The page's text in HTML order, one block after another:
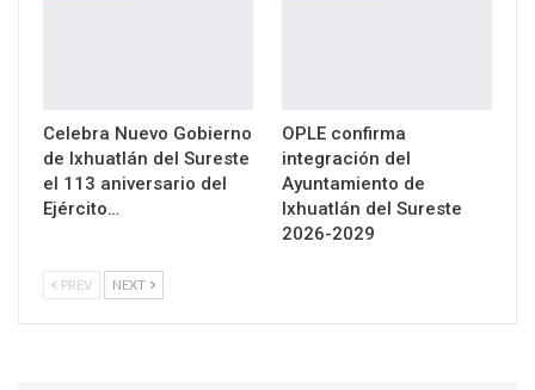
Celebra Nuevo Gobierno
de Ixhuatlán del Sureste
el 113 aniversario del
Ejército…
OPLE confirma
integración del
Ayuntamiento de
Ixhuatlán del Sureste
2026-2029
PREV NEXT